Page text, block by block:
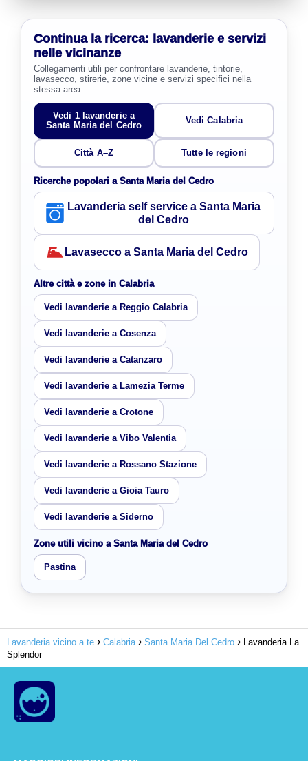
Continua la ricerca: lavanderie e servizi
nelle vicinanze
Collegamenti utili per confrontare lavanderie, tintorie,
lavasecco, stirerie, zone vicine e servizi specifici nella
stessa area.
Vedi 1 lavanderie a
Santa Maria del Cedro
Vedi Calabria
Città A–Z Tutte le regioni
Ricerche popolari a Santa Maria del Cedro
Lavanderia self service a Santa Maria
del Cedro
Lavasecco a Santa Maria del Cedro
Altre città e zone in Calabria
Vedi lavanderie a Reggio Calabria
Vedi lavanderie a Cosenza
Vedi lavanderie a Catanzaro
Vedi lavanderie a Lamezia Terme
Vedi lavanderie a Crotone
Vedi lavanderie a Vibo Valentia
Vedi lavanderie a Rossano Stazione
Vedi lavanderie a Gioia Tauro
Vedi lavanderie a Siderno
Zone utili vicino a Santa Maria del Cedro
Pastina
Lavanderia vicino a te Calabria Santa Maria Del Cedro
Lavanderia La
Splendor